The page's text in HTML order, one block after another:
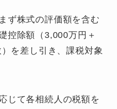
ず株式の評価額を含む
控除額（3,000万円＋
を差し引き、課税対象
じて各相続人の税額を